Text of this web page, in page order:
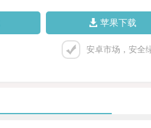
苹果下载
安卓市场，安全